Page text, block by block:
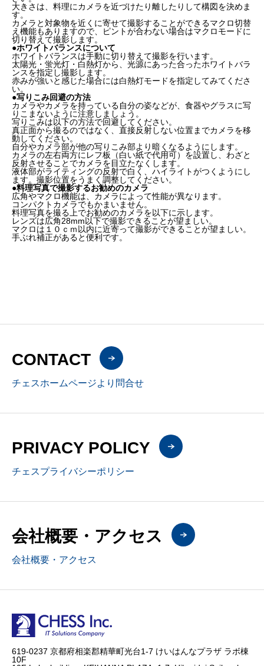
大きさは、料理にカメラを近づけたり離したりして構図を決めま
す。
カメラと対象物を近くに寄せて撮影することができるマクロ切替
え機能もありますので、ピントが合わない場合はマクロモードに
切り替えて撮影します。
●ホワイトバランスについて
ホワイトバランスは手動に切り替えて撮影を行います。
太陽光・蛍光灯・白熱灯から、光源にあった合ったホワイトバラ
ンスを指定し撮影します。
赤みが強いと感じた場合には白熱灯モードを指定してみてくださ
い。
●写りこみ回避の方法
カメラやカメラを持っている自分の姿などが、食器やグラスに写
りこまないように注意しましょう。
写りこみは以下の方法で回避してください。
真正面から撮るのではなく、直接反射しない位置までカメラを移
動してください。
自分やカメラ部が他の写りこみ部より暗くなるようにします。
カメラの左右両方にレフ板（白い紙で代用可）を設置し、わざと
反射させることでカメラを目立たなくします。
液体部がライティングの反射で白く、ハイライトがつくようにし
ます。撮影位置をうまく調整してください。
●料理写真で撮影するお勧めのカメラ
広角やマクロ機能は、カメラによって性能が異なります。
コンパクトカメラでもかまいません。
料理写真を撮る上でお勧めのカメラを以下に示します。
レンズは広角28mm以下で撮影できることが望ましい。
マクロは１０ｃｍ以内に近寄って撮影ができることが望ましい。
手ぶれ補正があると便利です。
CONTACT
チェスホームページより問合せ
PRIVACY POLICY
チェスプライバシーポリシー
会社概要・アクセス
会社概要・アクセス
619-0237 京都府相楽郡精華町光台1-7 けいはんなプラザ ラボ棟
10F